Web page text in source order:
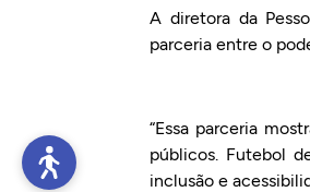
A diretora da
parceria entre o
“Essa parceria
públicos. Futebol
inclusão e